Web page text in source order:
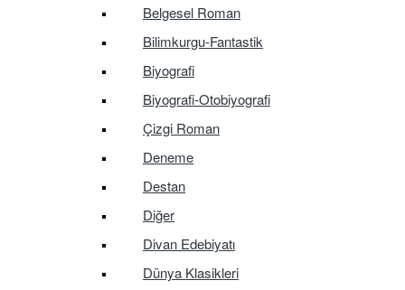
Belgesel Roman
Bilimkurgu-Fantastik
Biyografi
Biyografi-Otobiyografi
Çizgi Roman
Deneme
Destan
Diğer
Divan Edebiyatı
Dünya Klasikleri